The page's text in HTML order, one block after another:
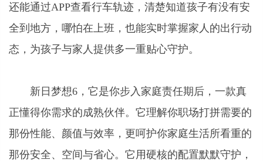
还能通过APP查看行车轨迹，清楚知道孩子有没有安
全到地方，哪怕在上班，也能实时掌握家人的出行动
态，为孩子与家人提供多一重贴心守护。
新日梦想6，它是你步入家庭责任期后，一款真
正懂得你需求的成熟伙伴。它理解你职场打拼需要的
那份性能、颜值与效率，更呵护你家庭生活所看重的
那份安全、空间与省心。它用硬核的配置默默守护，